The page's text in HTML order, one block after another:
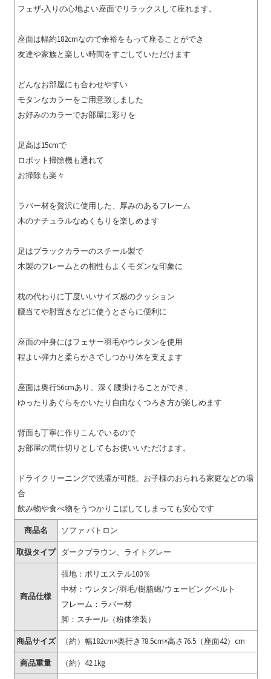
フェザ-入りの心地よい座面でリラックスして座れます。
座面は幅約182cmなので余裕をもって座ることができ
友達や家族と楽しい時間をすごしていただけます
どんなお部屋にも合わせやすい
モタンなカラーをご用意致しました
お好みのカラーでお部屋に彩りを
足高は15cmで
ロボット掃除機も通れて
お掃除も楽々
ラバー材を贅沢に使用した、厚みのあるフレーム
木のナチュラルなぬくもりを楽しめます
足はプラックカラーのスチール製で
木製のフレームとの相性もよくモダンな印象に
枕の代わりに丁度いいサイズ感のクッション
腰当てや肘置きなどに使うとさらに便利に
座面の中身にはフェサー羽毛やウレタンを使用
程よい弾力と柔らかさでしつかり体を支えます
座面は奥行56cmあり、深く腰掛けることができ、
ゆったりあぐらをかいたり自由なくつろき方が楽しめます
背面も丁寧に作りこんでいるので
お部屋の間仕切りとしてもお使いいただけます。
ドライクリーニングで洗濯が可能、お子様のおられる家庭などの場
合
飲み物や食べ物をうつかりこぼしてしまっても安心です
商品名 ソファ パトロン
取扱タイプ ダークブラウン、ライトグレー
商品仕様
張地：ポリエステル100％
中材：ウレタン/羽毛/樹脂綿/ウェービングベルト
フレーム：ラバー材
脚：スチール（粉体塗装）
商品サイズ （約）幅182cm×奥行き78.5cm×高さ76.5（座面42）cm
商品重量 （約）42.1kg